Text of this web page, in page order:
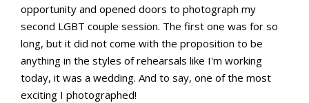
opportunity and opened doors to photograph my
second LGBT couple session. The first one was for so
long, but it did not come with the proposition to be
anything in the styles of rehearsals like I'm working
today, it was a wedding. And to say, one of the most
exciting I photographed!